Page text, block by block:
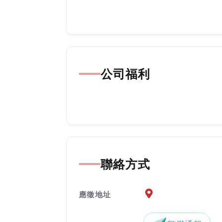
公司福利
聯絡方式
應徵地址 應徵地址地圖『另開新